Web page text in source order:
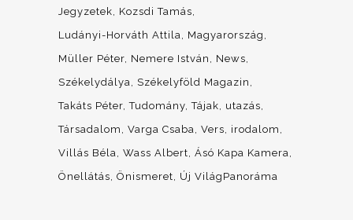
Jegyzetek
Kozsdi Tamás
Ludányi-Horváth Attila
Magyarország
Müller Péter Nemere István
News
Székelydálya
Székelyföld Magazin
Takáts Péter Tudomány Tájak, utazás
Társadalom
Varga Csaba
Vers, irodalom
Villás Béla
Wass Albert Ásó Kapa Kamera
Önellátás Önismeret Új VilágPanoráma